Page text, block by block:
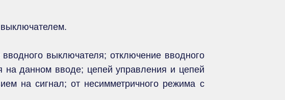
выключателя; отключение вводного
данном вводе; цепей управления и цепей
на сигнал; от несимметричного режима с